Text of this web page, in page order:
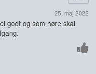
25. maj 2022
godt og som høre skal